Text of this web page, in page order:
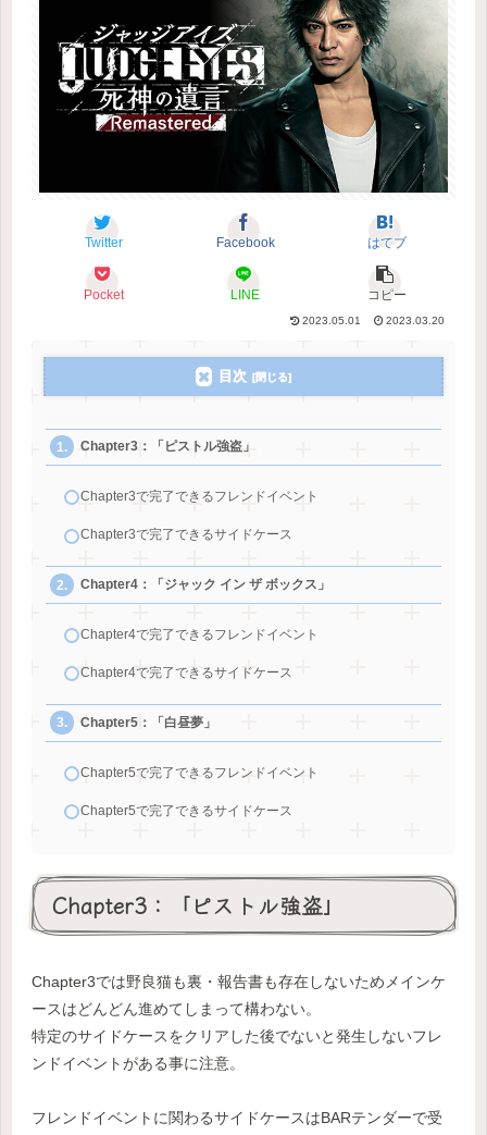
Twitter Facebook はてブ
Pocket LINE コピー
2023.05.01 2023.03.20
目次
Chapter3：「ピストル強盗」
Chapter3で完了できるフレンドイベント
Chapter3で完了できるサイドケース
Chapter4：「ジャック イン ザ ボックス」
Chapter4で完了できるフレンドイベント
Chapter4で完了できるサイドケース
Chapter5：「白昼夢」
Chapter5で完了できるフレンドイベント
Chapter5で完了できるサイドケース
Chapter3：「ピストル強盗」
Chapter3では野良猫も裏・報告書も存在しないためメインケ
ースはどんどん進めてしまって構わない。
特定のサイドケースをクリアした後でないと発生しないフレ
ンドイベントがある事に注意。
フレンドイベントに関わるサイドケースはBARテンダーで受